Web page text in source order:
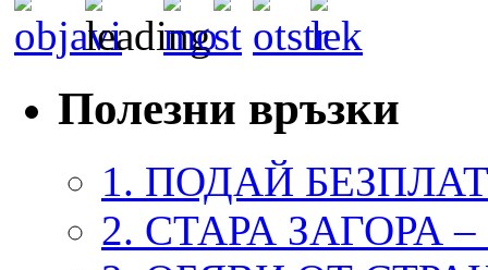
Полезни връзки
1. ПОДАЙ
2. СТАРА ЗАГОРА